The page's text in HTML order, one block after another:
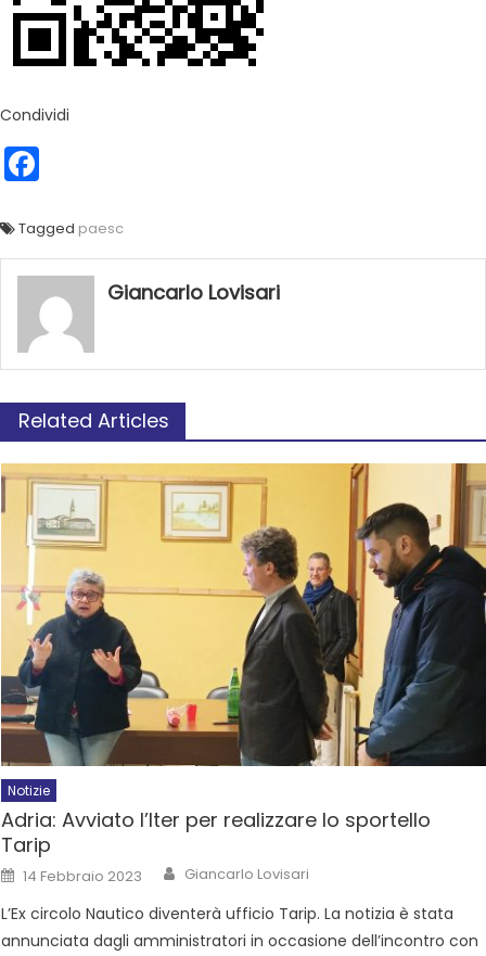
Condividi
Tagged paesc
Giancarlo Lovisari
Related Articles
Notizie
Adria: Avviato l’Iter per realizzare lo sportello
Tarip
14 Febbraio 2023 Giancarlo Lovisari
L’Ex circolo Nautico diventerà ufficio Tarip. La notizia è stata
annunciata dagli amministratori in occasione dell’incontro con